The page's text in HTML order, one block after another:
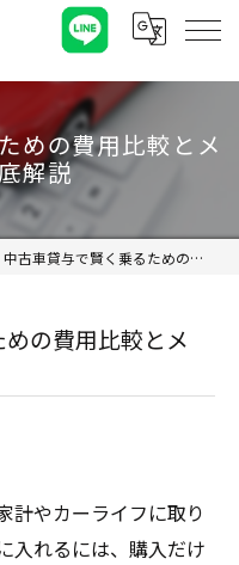
めの費用比較とメ
解説
中古車貸与で賢く乗るための費用比較とメリット徹底解説
の費用比較とメ
計やカーライフに取り
入れるには、購入だけ